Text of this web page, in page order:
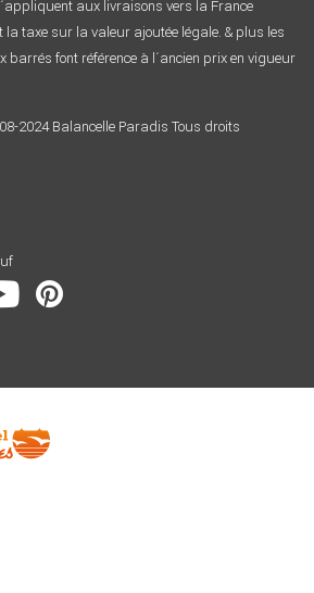
aux livraisons vers la France
la taxe sur la valeur ajoutée légale. & plus les
barrés font référence à l´ancien prix en vigueur
2024 Balancelle Paradis Tous droits